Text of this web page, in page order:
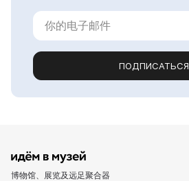
ПОДПИСАТЬСЯ
博物馆、展览及远足聚合器